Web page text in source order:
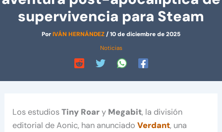
supervivencia para Steam
PorIVÁN HERNÁNDEZ/10 de diciembre de 2025
Noticias
Los estudiosTiny Roary Megabit, la división
editorial de Aonic, han anunciadoVerdant, una